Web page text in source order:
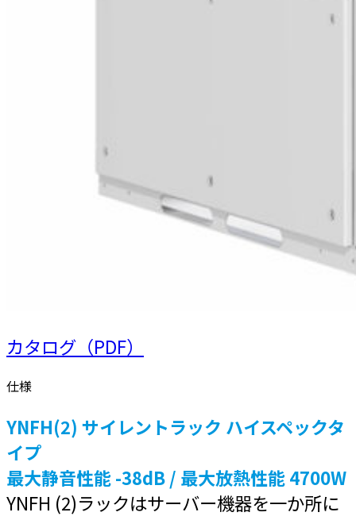
カタログ（PDF）
仕様
YNFH(2) サイレントラック ハイスペックタ
イプ
最大静音性能 -38dB / 最大放熱性能 4700W
YNFH (2)ラックはサーバー機器を一か所に